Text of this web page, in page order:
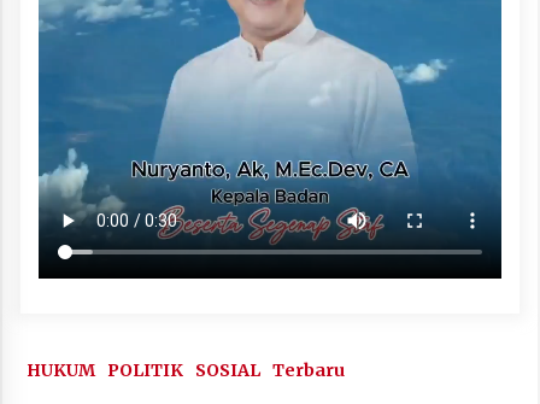
HUKUM POLITIK SOSIAL Terbaru